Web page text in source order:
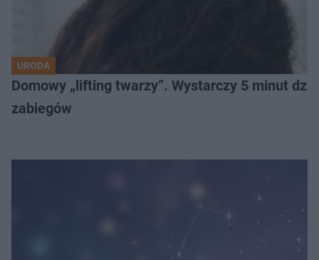
URODA
Domowy „lifting twarzy”. Wystarczy 5 minut
zabiegów